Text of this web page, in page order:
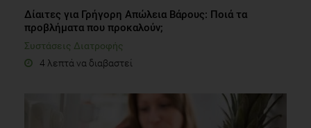
Δίαιτες για Γρήγορη Απώλεια Βάρους: Ποιά τα
προβλήματα που προκαλούν;
Συστάσεις Διατροφής
4 λεπτά να διαβαστεί